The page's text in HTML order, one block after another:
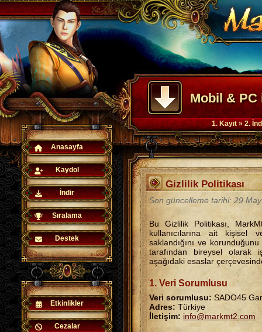
Mobil & PC
1. Kayıt » 2.
Anasayfa
Kaydol
İndir
Sıralama
Destek
Etkinlikler
Cezalar
Gizlilik Politikası
Son güncelleme tarihi: 29
Bu Gizlilik Politikası,
kullanıcılarına ait kişisel
saklandığını ve
tarafından bireysel olarak
aşağıdaki esaslar
1. Veri Sorumlusu
Veri sorumlusu: SADO45
Adres: Türkiye
İletişim: info@markmt2.com